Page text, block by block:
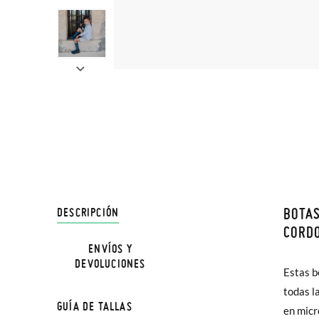
DESCRIPCIÓN
Estas
todas
en
más
ENVÍOS Y
DEVOLUCIONES
En
hasta
poco
En
GUÍA DE TALLAS